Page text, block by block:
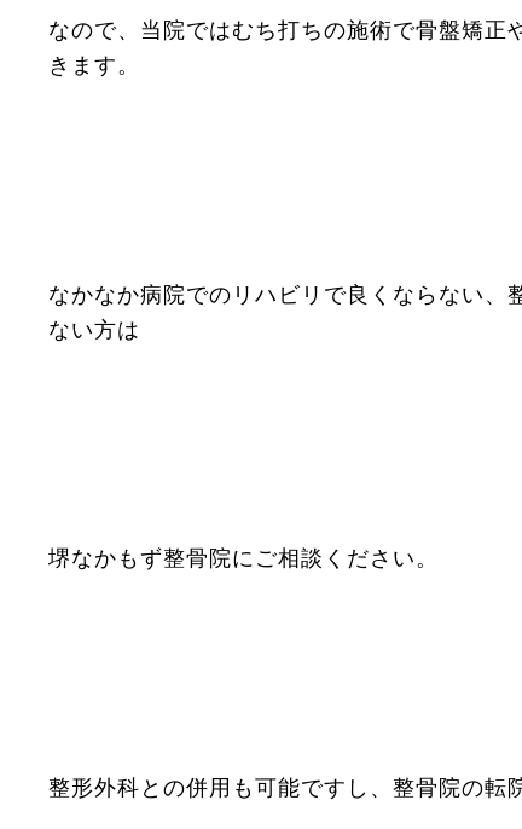
なので、当院ではむち打ちの施術で骨盤矯正
きます。
なかなか病院でのリハビリで良くならない、
ない方は
堺なかもず整骨院にご相談ください。
整形外科との併用も可能ですし、整骨院の転